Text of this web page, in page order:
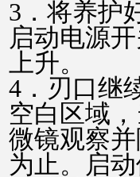
3．将养护
启动电源
上升。
4．刃口继
空白区域
微镜观察
为止。启